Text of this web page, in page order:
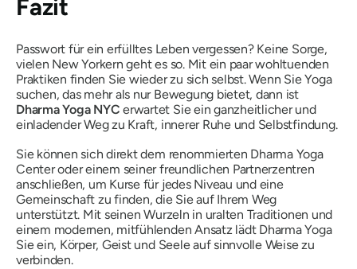
Fazit
Passwort für ein erfülltes Leben vergessen? Keine Sorge,
vielen New Yorkern geht es so. Mit ein paar wohltuenden
Praktiken finden Sie wieder zu sich selbst. Wenn Sie Yoga
suchen, das mehr als nur Bewegung bietet, dann ist
Dharma Yoga NYC erwartet Sie ein ganzheitlicher und
einladender Weg zu Kraft, innerer Ruhe und Selbstfindung.
Sie können sich direkt dem renommierten Dharma Yoga
Center oder einem seiner freundlichen Partnerzentren
anschließen, um Kurse für jedes Niveau und eine
Gemeinschaft zu finden, die Sie auf Ihrem Weg
unterstützt. Mit seinen Wurzeln in uralten Traditionen und
einem modernen, mitfühlenden Ansatz lädt Dharma Yoga
Sie ein, Körper, Geist und Seele auf sinnvolle Weise zu
verbinden.